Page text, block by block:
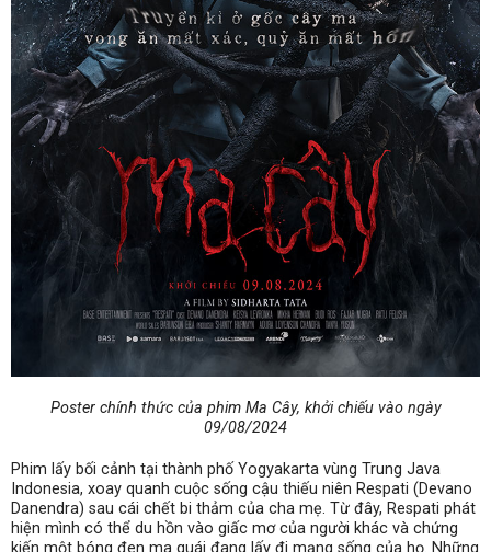
Poster chính thức của phim Ma Cây, khởi chiếu vào ngày
09/08/2024
Phim lấy bối cảnh tại thành phố Yogyakarta vùng Trung Java
Indonesia, xoay quanh cuộc sống cậu thiếu niên Respati (Devano
Danendra) sau cái chết bi thảm của cha mẹ. Từ đây, Respati phát
hiện mình có thể du hồn vào giấc mơ của người khác và chứng